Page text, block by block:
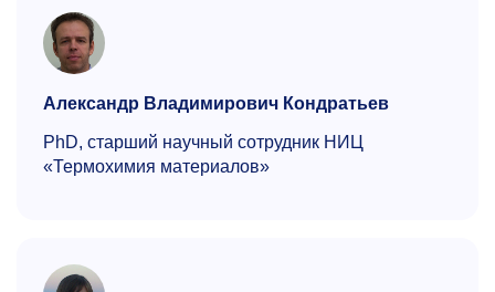
Александр Владимирович Кондратьев
PhD, старший научный сотрудник НИЦ
«Термохимия материалов»